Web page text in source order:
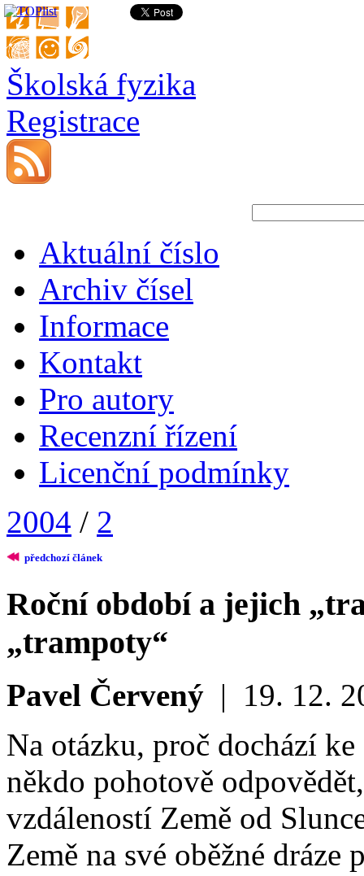
Školská fyzika
Registrace
Aktuální číslo
Archiv čísel
Informace
Kontakt
Pro autory
Recenzní řízení
Licenční podmínky
2004 / 2
předchozí článek
Roční období a jejich
„trampoty“
Pavel Červený | 19. 12.
Na otázku, proč dochází
někdo pohotově
vzdáleností Země od
Země na své oběžné